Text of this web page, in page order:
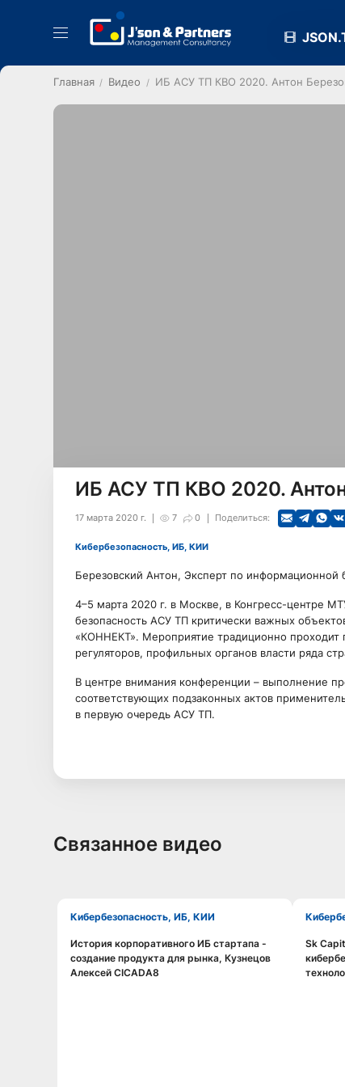
Главная Видео ИБ АСУ ТП КВО 2020. Антон
ИБ АСУ ТП КВО 2020.
7 0
17 марта 2020 г. Поделиться:
Кибербезопасность, ИБ, КИИ
Березовский Антон, Эксперт по информационной
4–5 марта 2020 г. в Москве, в Конгресс-центре
безопасность АСУ ТП критически важных
«КОННЕКТ». Мероприятие традиционно
регуляторов, профильных органов власти ряда
В центре внимания конференции – выполнение
соответствующих подзаконных актов
в первую очередь АСУ ТП.
Связанное видео
Кибербезопасность, ИБ, КИИ
Смотреть видео
История корпоративного ИБ стартапа -
создание продукта для рынка, Кузнецов
Алексей CICADA8
Sk